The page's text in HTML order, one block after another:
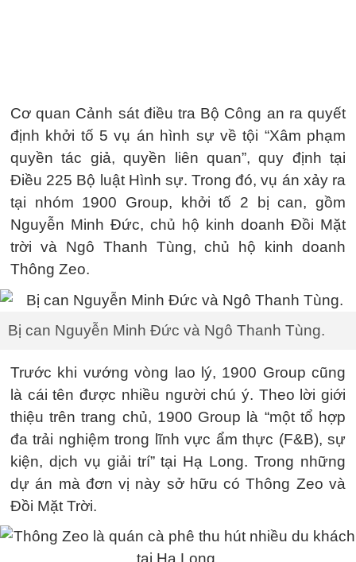
Cơ quan Cảnh sát điều tra Bộ Công an ra quyết
định khởi tố 5 vụ án hình sự về tội “Xâm phạm
quyền tác giả, quyền liên quan”, quy định tại
Điều 225 Bộ luật Hình sự. Trong đó, vụ án xảy ra
tại nhóm 1900 Group, khởi tố 2 bị can, gồm
Nguyễn Minh Đức, chủ hộ kinh doanh Đồi Mặt
trời và Ngô Thanh Tùng, chủ hộ kinh doanh
Thông Zeo.
Bị can Nguyễn Minh Đức và Ngô Thanh Tùng.
Trước khi vướng vòng lao lý, 1900 Group cũng
là cái tên được nhiều người chú ý. Theo lời giới
thiệu trên trang chủ, 1900 Group là “một tổ hợp
đa trải nghiệm trong lĩnh vực ẩm thực (F&B), sự
kiện, dịch vụ giải trí” tại Hạ Long. Trong những
dự án mà đơn vị này sở hữu có Thông Zeo và
Đồi Mặt Trời.